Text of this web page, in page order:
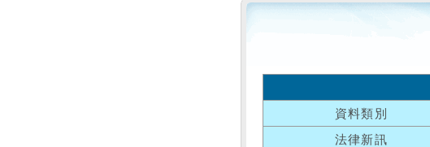
資料類別
法律新訊